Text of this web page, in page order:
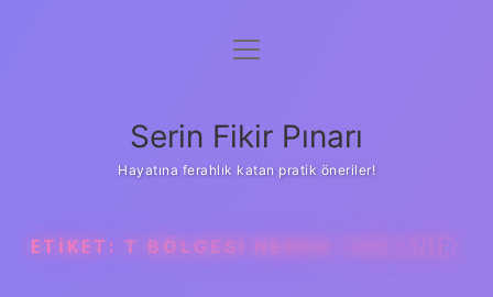
Gizlilik Politikası
Yasal Uyarı
menüyü
Serin Fikir Pınarı
Hayatına ferahlık katan pratik öneriler!
ETIKET: T BÖLGESI NEDEN YAĞLANIR